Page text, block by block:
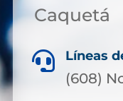
Caquetá
 Líneas
(608)